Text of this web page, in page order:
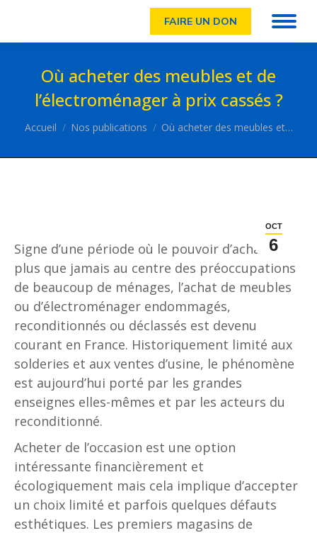
FAIRE UN DON
Où acheter des meubles et de
l’électroménager à prix cassés ?
Vous êtes ici :
Accueil Nos publications Où acheter des meubles et…
OCT
6
Signe d’une période où le pouvoir d’achat est
plus que jamais au centre des préoccupations
de beaucoup de ménages, l’achat de meubles
ou d’électroménager endommagés,
reconditionnés ou déclassés est devenu
courant en France. Historiquement limité aux
solderies et aux ventes d’usine, le phénomène
est aujourd’hui porté par les grandes
enseignes elles-mêmes et par les acteurs du
reconditionné.
Acheter de l’occasion est une option
intéressante financièrement et
écologiquement mais cela implique d’accepter
un choix limité et parfois quelques défauts
esthétiques. Les premiers magasins de